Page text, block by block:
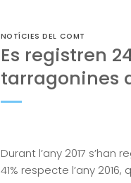
NOTÍCIES DEL COMT
Es registren
tarragonines
Durant l’any 2017
41% respecte l’any